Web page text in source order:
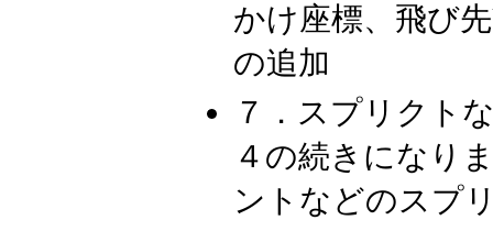
かけ座標、飛び
の追加
７．スプリクト
４の続きになり
ントなどのスプ